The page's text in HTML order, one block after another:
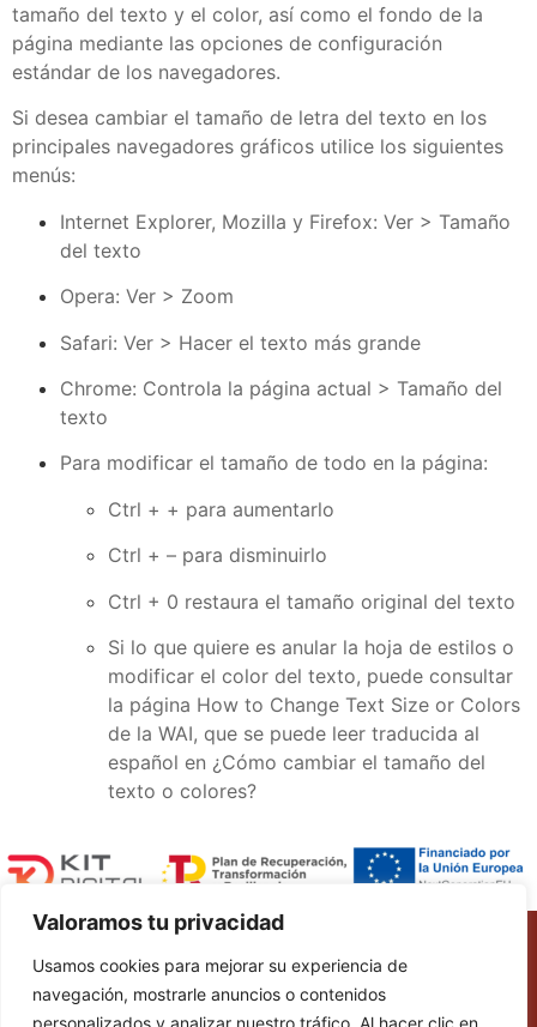
Valoramos tu privacidad
Usamos cookies para mejorar su experiencia de
navegación, mostrarle anuncios o contenidos
personalizados y analizar nuestro tráfico. Al hacer clic en
tamaño del texto y el color, así como el fondo de la
página mediante las opciones de configuración
estándar de los navegadores.
Si desea cambiar el tamaño de letra del texto en los
principales navegadores gráficos utilice los siguientes
menús:
Internet Explorer, Mozilla y Firefox: Ver > Tamaño
del texto
Opera: Ver > Zoom
Safari: Ver > Hacer el texto más grande
Chrome: Controla la página actual > Tamaño del
texto
Para modificar el tamaño de todo en la página:
Ctrl + + para aumentarlo
Ctrl + – para disminuirlo
Ctrl + 0 restaura el tamaño original del texto
Si lo que quiere es anular la hoja de estilos o
modificar el color del texto, puede consultar
la página How to Change Text Size or Colors
de la WAI, que se puede leer traducida al
español en ¿Cómo cambiar el tamaño del
texto o colores?
Accessibility
Cookie policies